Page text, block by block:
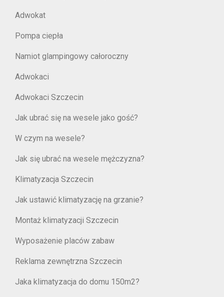
Adwokat
Pompa ciepła
Namiot glampingowy całoroczny
Adwokaci
Adwokaci Szczecin
Jak ubrać się na wesele jako gość?
W czym na wesele?
Jak się ubrać na wesele mężczyzna?
Klimatyzacja Szczecin
Jak ustawić klimatyzację na grzanie?
Montaż klimatyzacji Szczecin
Wyposażenie placów zabaw
Reklama zewnętrzna Szczecin
Jaka klimatyzacja do domu 150m2?